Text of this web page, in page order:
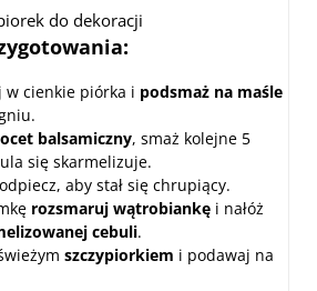
do dekoracji
w cienkie piórka i podsmaż na maśle
balsamiczny, smaż kolejne 5
się skarmelizuje.
aby stał się chrupiący.
rozsmaruj wątrobiankę i nałóż
cebuli.
szczypiorkiem i podawaj na